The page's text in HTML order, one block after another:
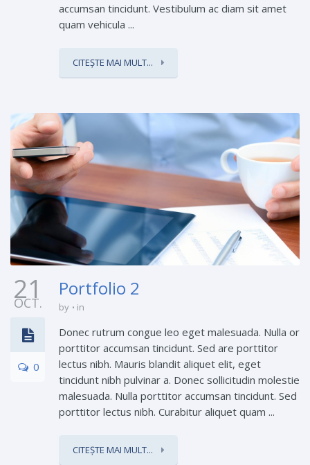
accumsan tincidunt. Vestibulum ac diam sit amet
quam vehicula ...
CITEȘTE MAI MULT...
21
OCT.
0
Portfolio 2
by in
Donec rutrum congue leo eget malesuada. Nulla or
porttitor accumsan tincidunt. Sed are porttitor
lectus nibh. Mauris blandit aliquet elit, eget
tincidunt nibh pulvinar a. Donec sollicitudin molestie
malesuada. Nulla porttitor accumsan tincidunt. Sed
porttitor lectus nibh. Curabitur aliquet quam ...
CITEȘTE MAI MULT...